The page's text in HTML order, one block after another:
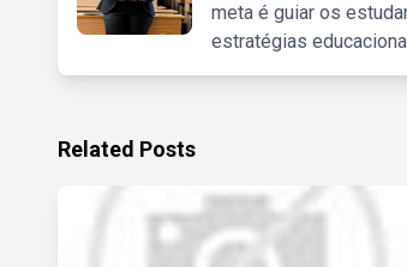
meta é guiar os
estratégias
Related Posts